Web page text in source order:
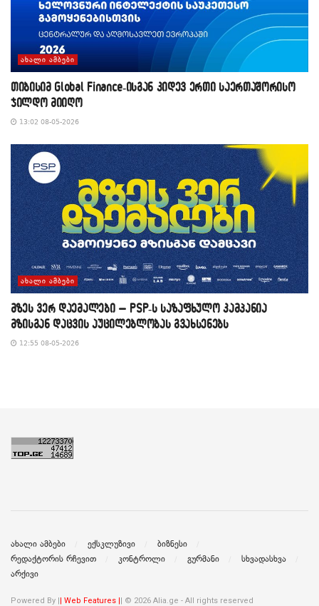
ᲐᲮᲐᲚᲘ ᲐᲛᲑᲔᲑᲘ
თიბისიმ Global Finance-ისგან კიდევ ერთი საერთაშორისო
ჯილდო მიიღო
13:02 08-05-2026
ᲐᲮᲐᲚᲘ ᲐᲛᲑᲔᲑᲘ
მზეს ვერ დაემალები – PSP-ს საზაფხულო კამპანია
მზისგან დაცვის აუცილებლობას გვახსენებს
12:55 08-05-2026
ახალი ამბები ექსკლუზივი
ბიზნესი
რედაქტორის რჩევით
კონტროლი გურმანი
სხვადასხვა
არქივი
Powered By || Web Features || © 2026 Alia.ge - All rights reserved